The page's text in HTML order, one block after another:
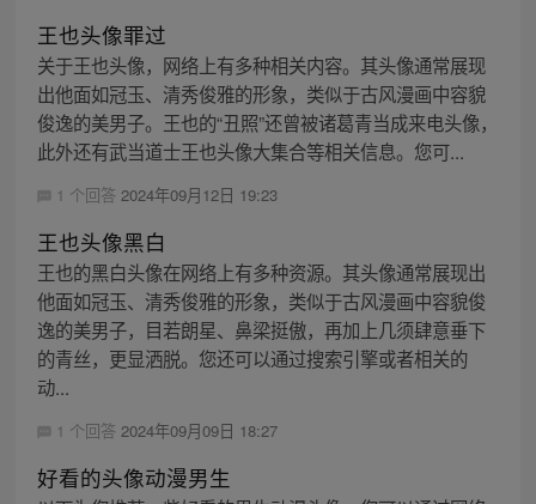
王也头像罪过
关于王也头像，网络上有多种相关内容。其头像通常展现
出他面如冠玉、清秀俊雅的形象，类似于古风漫画中容貌
俊逸的美男子。王也的“丑照”还曾被诸葛青当成来电头像，
此外还有武当道士王也头像大集合等相关信息。您可...
1 个回答 2024年09月12日 19:23
王也头像黑白
王也的黑白头像在网络上有多种资源。其头像通常展现出
他面如冠玉、清秀俊雅的形象，类似于古风漫画中容貌俊
逸的美男子，目若朗星、鼻梁挺傲，再加上几须肆意垂下
的青丝，更显洒脱。您还可以通过搜索引擎或者相关的
动...
1 个回答 2024年09月09日 18:27
好看的头像动漫男生